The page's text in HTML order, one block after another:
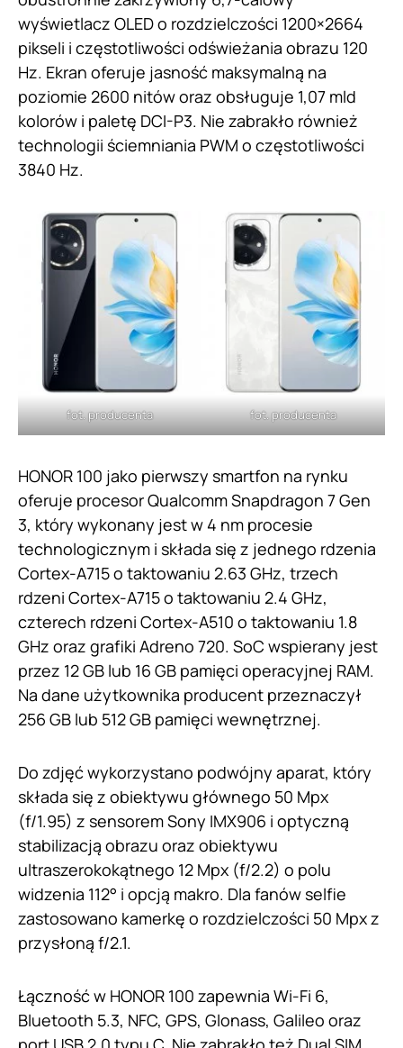
wyświetlacz OLED o rozdzielczości 1200×2664
pikseli i częstotliwości odświeżania obrazu 120
Hz. Ekran oferuje jasność maksymalną na
poziomie 2600 nitów oraz obsługuje 1,07 mld
kolorów i paletę DCI-P3. Nie zabrakło również
technologii ściemniania PWM o częstotliwości
3840 Hz.
fot. producenta fot. producenta
HONOR 100 jako pierwszy smartfon na rynku
oferuje procesor Qualcomm Snapdragon 7 Gen
3, który wykonany jest w 4 nm procesie
technologicznym i składa się z jednego rdzenia
Cortex-A715 o taktowaniu 2.63 GHz, trzech
rdzeni Cortex-A715 o taktowaniu 2.4 GHz,
czterech rdzeni Cortex-A510 o taktowaniu 1.8
GHz oraz grafiki Adreno 720. SoC wspierany jest
przez 12 GB lub 16 GB pamięci operacyjnej RAM.
Na dane użytkownika producent przeznaczył
256 GB lub 512 GB pamięci wewnętrznej.
Do zdjęć wykorzystano podwójny aparat, który
składa się z obiektywu głównego 50 Mpx
(f/1.95) z sensorem Sony IMX906 i optyczną
stabilizacją obrazu oraz obiektywu
ultraszerokokątnego 12 Mpx (f/2.2) o polu
widzenia 112° i opcją makro. Dla fanów selfie
zastosowano kamerkę o rozdzielczości 50 Mpx z
przysłoną f/2.1.
Łączność w HONOR 100 zapewnia Wi-Fi 6,
Bluetooth 5.3, NFC, GPS, Glonass, Galileo oraz